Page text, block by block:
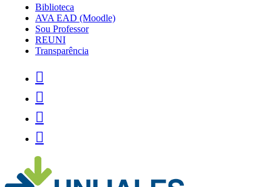
Biblioteca
AVA EAD (Moodle)
Sou Professor
REUNI
Transparência



